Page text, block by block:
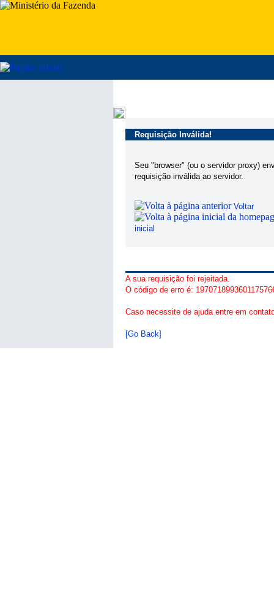
Requisição Inválida!
Seu "browser" (ou o servidor proxy)
requisição inválida ao servidor.
Voltar
inicial
A sua requisição foi rejeitada.
O código de erro é:
Caso necessite de ajuda entre em
[Go Back]